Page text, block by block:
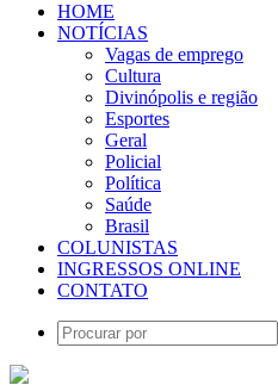
HOME
NOTÍCIAS
Vagas de emprego
Cultura
Divinópolis e região
Esportes
Geral
Policial
Política
Saúde
Brasil
COLUNISTAS
INGRESSOS ONLINE
CONTATO